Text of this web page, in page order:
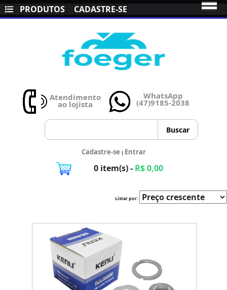
PRODUTOS CADASTRE-SE
Atendimento
ao lojista
WhatsApp
(47)9185-2038
Cadastre-se | Entrar
0 item(s) - R$ 0,00
Listar por: